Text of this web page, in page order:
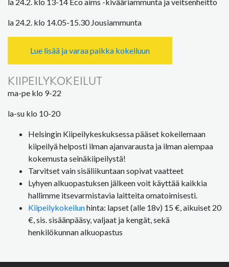
la 24.2. klo 14.05-15.30 Jousiammunta
Lue lisää ja varaa paikka kokeiluun
KIIPEILYKOKEILUT
ma-pe klo 9-22
la-su klo 10-20
Helsingin Kiipeilykeskuksessa pääset kokeilemaan
kiipeilyä helposti ilman ajanvarausta ja ilman aiempaa
kokemusta seinäkiipeilystä!
Tarvitset vain sisäliikuntaan sopivat vaatteet
Lyhyen alkuopastuksen jälkeen voit käyttää kaikkia
hallimme itsevarmistavia laitteita omatoimisesti.
Kiipeilykokeilunhinta: lapset (alle 18v) 15 €, aikuiset 20
€, sis. sisäänpääsy, valjaat ja kengät, sekä
henkilökunnan alkuopastus